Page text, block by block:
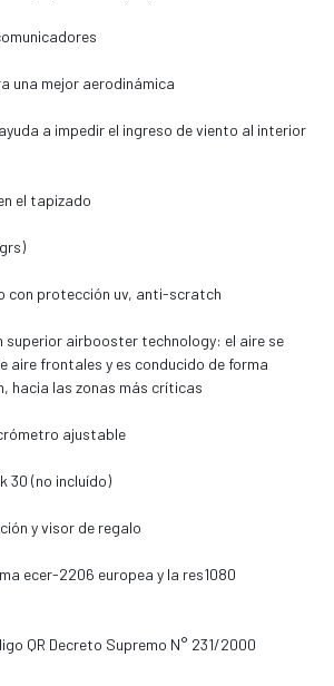
una mejor aerodinámica
a impedir el ingreso de viento al interior
el tapizado
con protección uv, anti-scratch
superior airbooster technology: el aire se
aire frontales y es conducido de forma
hacia las zonas más críticas
ajustable
30 (no incluído)
y visor de regalo
ecer-2206 europea y la res1080
QR Decreto Supremo N° 231/2000